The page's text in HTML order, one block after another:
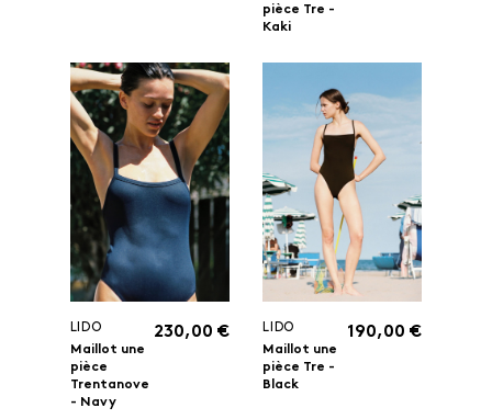
pièce Tre -
Kaki
LIDO
Maillot une
pièce
Trentanove
- Navy
230,00 €
LIDO
Maillot une
pièce Tre -
Black
190,00 €